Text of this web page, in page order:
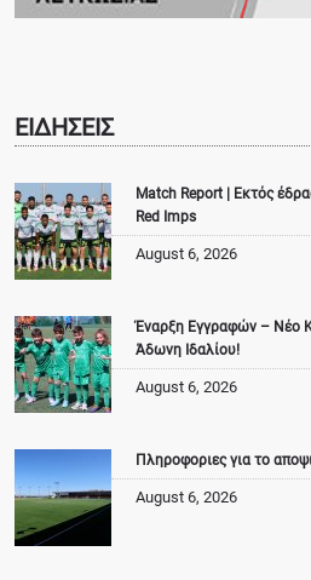
ΕΙΔΗΣΕΙΣ
Match Report | Εκτός
Red Imps
August 6, 2026
Έναρξη Εγγραφών – Νέο
Άδωνη Ιδαλίου!
August 6, 2026
Πληροφοριες για το
August 6, 2026